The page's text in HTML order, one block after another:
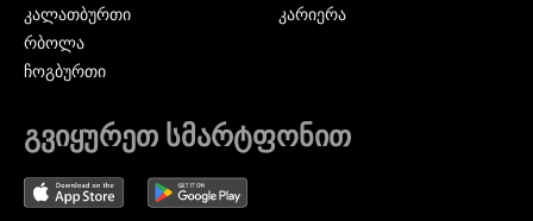
ᲙᲐᲚᲐᲗᲑᲣᲠᲗᲘ
ᲠᲑᲝᲚᲐ
ᲩᲝᲒᲑᲣᲠᲗᲘ
კარიერა
გვიყურეთ სმარტფონით